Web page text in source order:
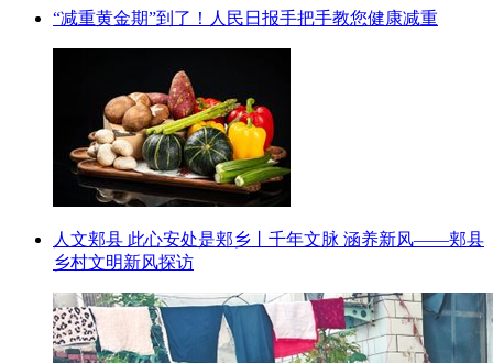
“减重黄金期”到了！人民日报手把手教您健康减重
人文郏县 此心安处是郏乡丨千年文脉 涵养新风——郏县
乡村文明新风探访